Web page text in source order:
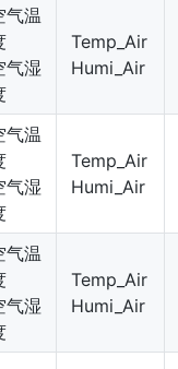
气温
气湿
Temp_Air
Humi_Air
气温
气湿
Temp_Air
Humi_Air
气温
气湿
Temp_Air
Humi_Air